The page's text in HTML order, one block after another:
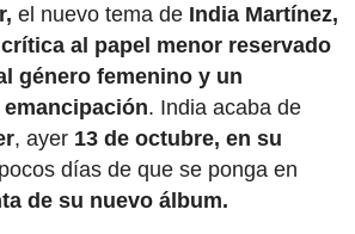
el nuevo tema de India Martínez,
al papel menor reservado
género femenino y un
. India acaba de
, ayer 13 de octubre, en su
días de que se ponga en
de su nuevo álbum.